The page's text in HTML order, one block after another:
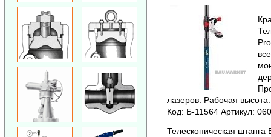
лазеров. Рабочая
Код: Б-11564 Артикул:
Телескопическая штанга